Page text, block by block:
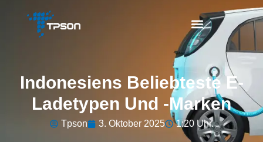
Indonesiens Beliebteste E-
Ladetypen Und -marken
Tpson 3. Oktober 2025 1:20 Uhr.